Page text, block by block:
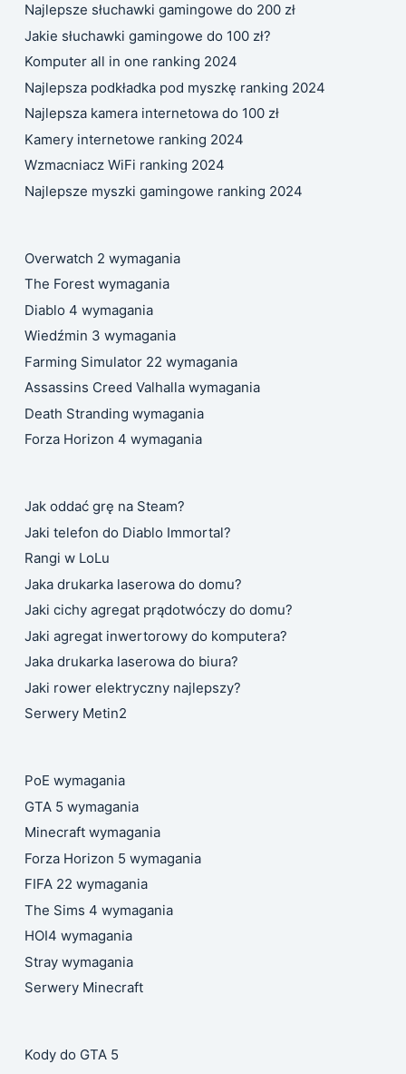
Najlepsze słuchawki gamingowe do 200 zł
Jakie słuchawki gamingowe do 100 zł?
Komputer all in one ranking 2024
Najlepsza podkładka pod myszkę ranking 2024
Najlepsza kamera internetowa do 100 zł
Kamery internetowe ranking 2024
Wzmacniacz WiFi ranking 2024
Najlepsze myszki gamingowe ranking 2024
Overwatch 2 wymagania
The Forest wymagania
Diablo 4 wymagania
Wiedźmin 3 wymagania
Farming Simulator 22 wymagania
Assassins Creed Valhalla wymagania
Death Stranding wymagania
Forza Horizon 4 wymagania
Jak oddać grę na Steam?
Jaki telefon do Diablo Immortal?
Rangi w LoLu
Jaka drukarka laserowa do domu?
Jaki cichy agregat prądotwóczy do domu?
Jaki agregat inwertorowy do komputera?
Jaka drukarka laserowa do biura?
Jaki rower elektryczny najlepszy?
Serwery Metin2
PoE wymagania
GTA 5 wymagania
Minecraft wymagania
Forza Horizon 5 wymagania
FIFA 22 wymagania
The Sims 4 wymagania
HOI4 wymagania
Stray wymagania
Serwery Minecraft
Kody do GTA 5